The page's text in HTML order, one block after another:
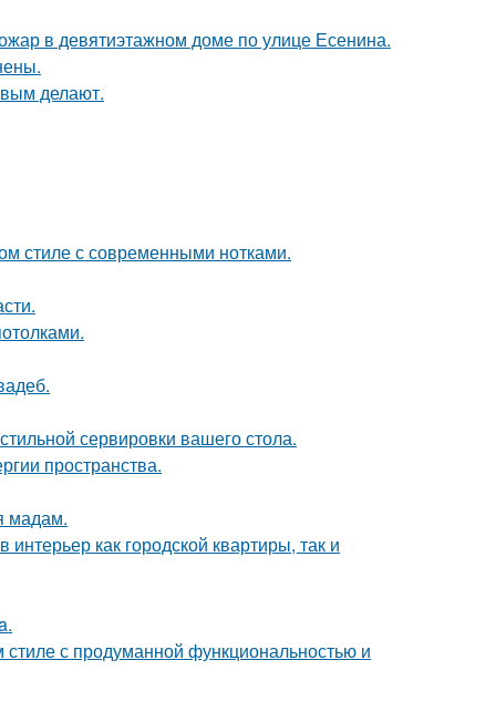
в девятиэтажном доме по улице Есенина.
делают.
стиле с современными нотками.
сервировки вашего стола.
пространства.
мадам.
как городской квартиры, так и
с продуманной функциональностью и